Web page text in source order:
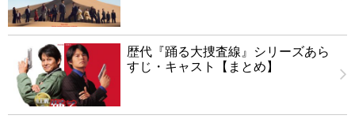
歴代『踊る大捜査線』シリーズあら
すじ・キャスト【まとめ】